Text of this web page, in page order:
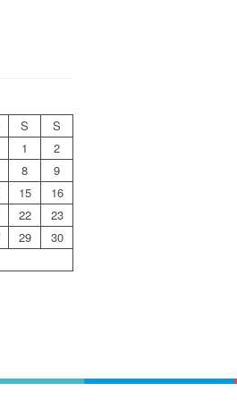
S
S
1
2
8
9
15
16
22
23
29
30